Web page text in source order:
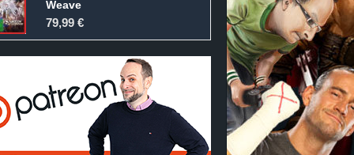
Weave
79,99 €